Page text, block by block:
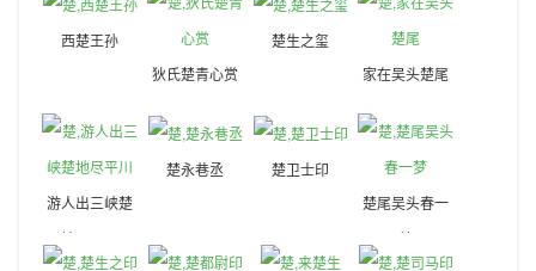
西楚王孙
狄氏楚青心赏
楚生之玺
家在吴头楚尾
游人出三峡楚
地尽平川
楚永巷丞
楚卫士印
楚尾吴头春一
梦